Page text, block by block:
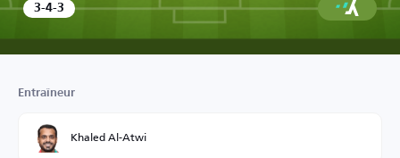
3-4-3
Entraîneur
Khaled Al-Atwi